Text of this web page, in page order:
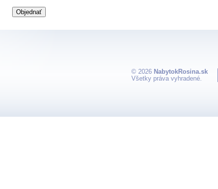
© 2026 NabytokRosina.sk
Všetky práva vyhradené.